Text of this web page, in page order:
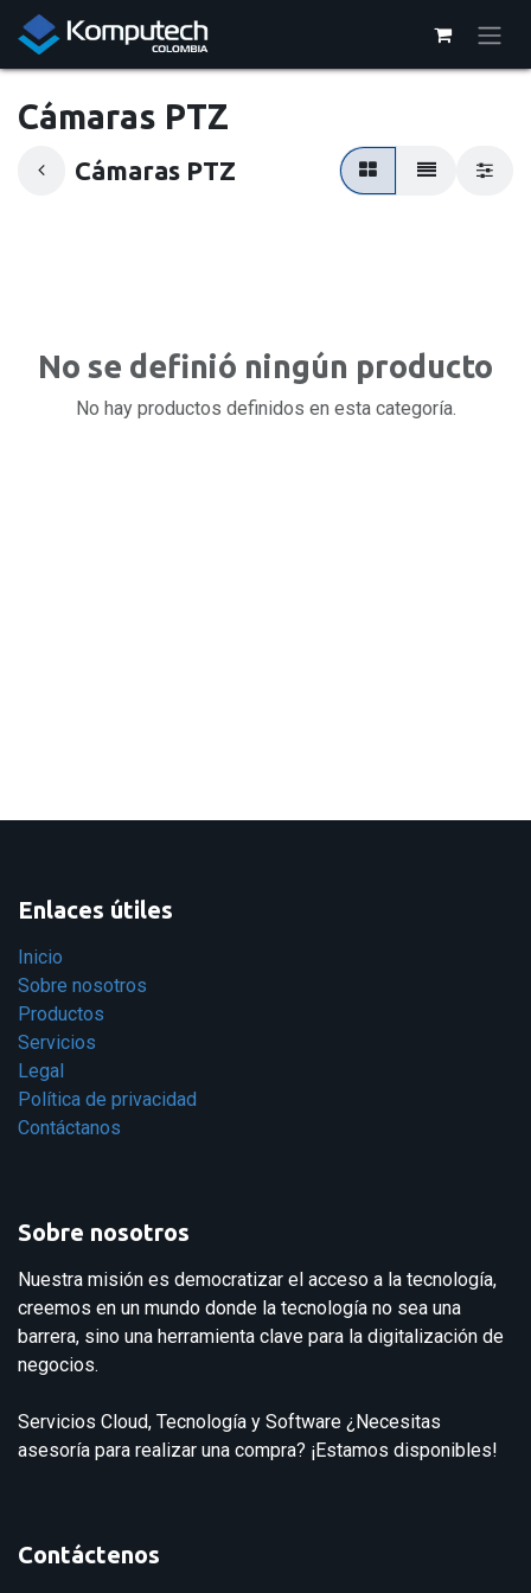
Ir al contenido
Cámaras PTZ
Cámaras PTZ
No se definió ningún producto
No hay productos definidos en esta categoría.
Enlaces útiles
Inicio
Sobre nosotros
Productos
Servicios
Legal
Política de privacidad
Contáctanos
Sobre nosotros
Nuestra misión es democratizar el acceso a la tecnología,
creemos en un mundo donde la tecnología no sea una
barrera, sino una herramienta clave para la digitalización de
negocios.
Servicios Cloud, Tecnología y Software ¿Necesitas
asesoría para realizar una compra? ¡Estamos disponibles!
Contáctenos